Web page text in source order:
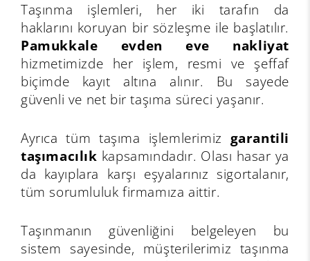
Taşınma işlemleri, her iki tarafın da
haklarını koruyan bir sözleşme ile başlatılır.
Pamukkale evden eve nakliyat
hizmetimizde her işlem, resmi ve şeffaf
biçimde kayıt altına alınır. Bu sayede
güvenli ve net bir taşıma süreci yaşanır.
Ayrıca tüm taşıma işlemlerimiz garantili
taşımacılık kapsamındadır. Olası hasar ya
da kayıplara karşı eşyalarınız sigortalanır,
tüm sorumluluk firmamıza aittir.
Taşınmanın güvenliğini belgeleyen bu
sistem sayesinde, müşterilerimiz taşınma